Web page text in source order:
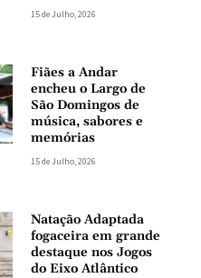
15 de Julho, 2026
Fiães a Andar
encheu o Largo de
São Domingos de
música, sabores e
memórias
15 de Julho, 2026
Natação Adaptada
fogaceira em grande
destaque nos Jogos
do Eixo Atlântico